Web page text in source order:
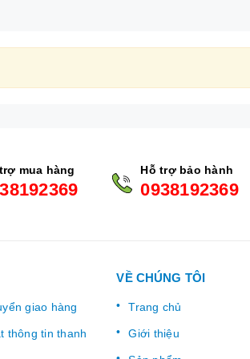
mua hàng Hỗ trợ bảo hành
0938192369
giao hàng
thông tin thanh
VỀ CHÚNG TÔI
Trang chủ
Giới thiệu